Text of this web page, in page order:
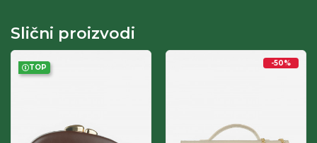
Slični proizvodi
TOP -50%